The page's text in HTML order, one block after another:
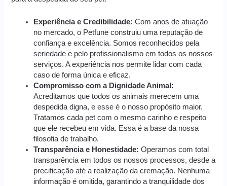
Experiência e Credibilidade: Com anos de atuação
no mercado, o Petfune construiu uma reputação de
confiança e excelência. Somos reconhecidos pela
seriedade e pelo profissionalismo em todos os nossos
serviços. A experiência nos permite lidar com cada
caso de forma única e eficaz.
Compromisso com a Dignidade Animal:
Acreditamos que todos os animais merecem uma
despedida digna, e esse é o nosso propósito maior.
Tratamos cada pet com o mesmo carinho e respeito
que ele recebeu em vida. Essa é a base da nossa
filosofia de trabalho.
Transparência e Honestidade: Operamos com total
transparência em todos os nossos processos, desde a
precificação até a realização da cremação. Nenhuma
informação é omitida, garantindo a tranquilidade dos